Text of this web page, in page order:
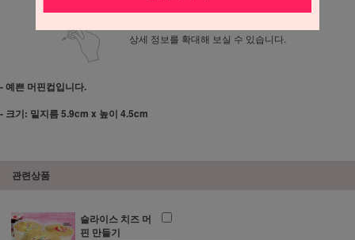
상세 정보를 확대해 보실 수 있습니다.
- 예쁜 머핀컵입니다.
- 크기: 밑지름 5.9cm x 높이 4.5cm
관련상품
슬라이스 치즈 머
핀 만들기